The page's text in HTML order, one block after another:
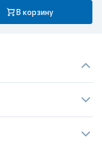
В корзину